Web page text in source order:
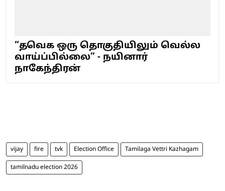
“தவெக ஒரு தொகுதியிலும் வெல்ல
வாய்ப்பில்லை” - நயினார்
நாகேந்திரன்
vijay fire tvk Election Office Tamilaga Vettri Kazhagam
tamilnadu election 2026